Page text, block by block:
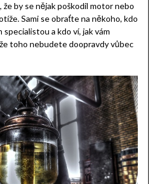
by se nějak poškodil motor nebo
Sami se obraťte na někoho, kdo
a kdo ví, jak vám
toho nebudete doopravdy vůbec